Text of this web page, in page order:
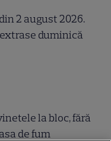
2 august 2026.
duminică
la bloc, fără
de fum